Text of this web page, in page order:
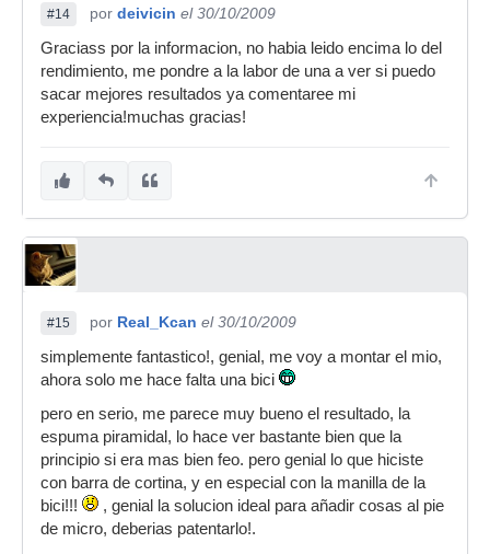
#14 por deivicin el 30/10/2009
Graciass por la informacion, no habia leido encima lo del
rendimiento, me pondre a la labor de una a ver si puedo
sacar mejores resultados ya comentaree mi
experiencia!muchas gracias!
#15 por Real_Kcan el 30/10/2009
simplemente fantastico!, genial, me voy a montar el mio,
ahora solo me hace falta una bici
pero en serio, me parece muy bueno el resultado, la
espuma piramidal, lo hace ver bastante bien que la
principio si era mas bien feo. pero genial lo que hiciste
con barra de cortina, y en especial con la manilla de la
bici!!!
, genial la solucion ideal para añadir cosas al pie
de micro, deberias patentarlo!.